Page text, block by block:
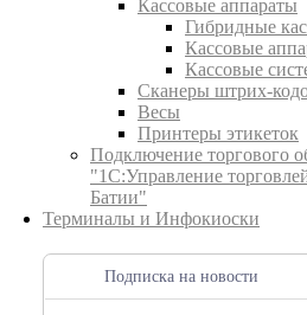
Кассовые аппараты
Гибридные
Кассовые
Кассовые
Сканеры штрих-
Весы
Принтеры этикеток
Подключение торгового
"1С:Управление
Батии"
Терминалы и Инфокиоски
Подписка на новости